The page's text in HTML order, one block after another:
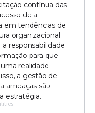
contínua das
de a
em tendências de
organizacional
responsabilidade
para que
realidade
a gestão de
ameaças são
estratégia.